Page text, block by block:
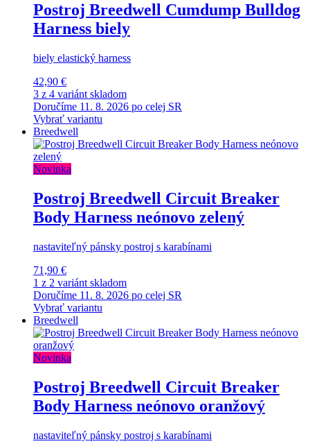
Postroj Breedwell Cumdump Bulldog
Harness biely
biely elastický harness
42,90 €
3 z 4 variánt skladom
Doručíme 11. 8. 2026 po celej SR
Vybrať variantu
Breedwell
Novinka
Postroj Breedwell Circuit Breaker
Body Harness neónovo zelený
nastaviteľný pánsky postroj s karabínami
71,90 €
1 z 2 variánt skladom
Doručíme 11. 8. 2026 po celej SR
Vybrať variantu
Breedwell
Novinka
Postroj Breedwell Circuit Breaker
Body Harness neónovo oranžový
nastaviteľný pánsky postroj s karabínami